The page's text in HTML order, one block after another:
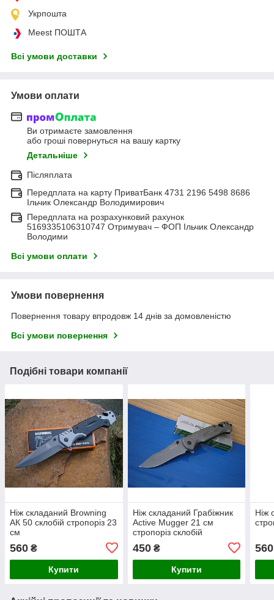
Укрпошта
Meest ПОШТА
Всі умови доставки
Умови оплати
Ви отримаєте замовлення
або гроші повернуться на вашу картку
Детальніше
Післяплата
Передплата на карту ПриватБанк 4731 2196 5498 8686
Ільчик Олександр Володимирович
Передплата на розрахунковий рахунок
5169335106310747 Отримувач – ФОП Ільчик Олександр
Володими
Всі умови оплати
Умови повернення
Повернення товару впродовж 14 днів за домовленістю
Всі умови повернення
Подібні товари компанії
Ніж складаний Browning
АК 50 склобій стропоріз 23
см
560 ₴
Купити
Ніж складаний Грабіжник
Active Mugger 21 см
стропоріз склобій
450₴
Купити
Ніж
560